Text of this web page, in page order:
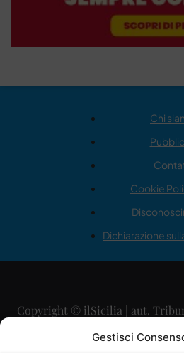
Gestisci
Chi
Cookie
Dichiarazione
Copyright © ilSicilia | aut.
29/09/2015